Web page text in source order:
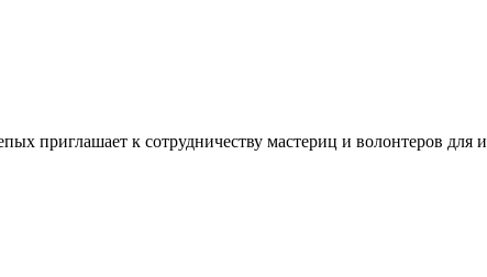
приглашает к сотрудничеству мастериц и волонтеров